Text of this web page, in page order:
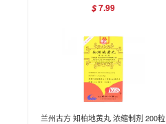
$7.99
兰州古方 知柏地黄丸 浓缩制剂 200粒